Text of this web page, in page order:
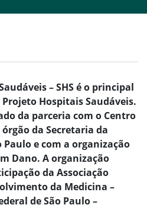
– SHS é o principal
Hospitais Saudáveis.
da parceria com o Centro
da Secretaria da
Paulo e com a organização
Dano. A organização
da Associação
da Medicina –
de São Paulo –